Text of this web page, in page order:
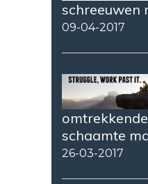
schreeuwen
09-04-2017
schaamte
26-03-2017